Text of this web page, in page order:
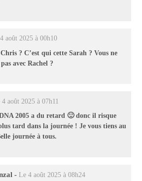
août 2025 à 00h10
? C’est qui cette Sarah ? Vous ne
avec Rachel ?
4 août 2025 à 07h11
2005 a du retard 🙂 donc il risque
tard dans la journée ! Je vous tiens au
journée à tous.
- Le 4 août 2025 à 08h24